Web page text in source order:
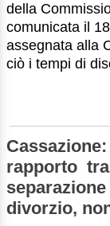
della
comunicata il
assegnata alla
ciò i tempi di
rapporto
divorzio,